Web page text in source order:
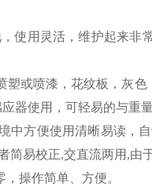
使用灵活，维护起来非
塑或喷漆，花纹板，灰色
器使用，可轻易的与重
中方便使用清晰易读，
简易校正,交直流两用 ,由
操作简单、方便。